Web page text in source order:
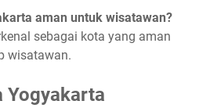
aman untuk wisatawan?
sebagai kota yang aman
wisatawan.
Yogyakarta